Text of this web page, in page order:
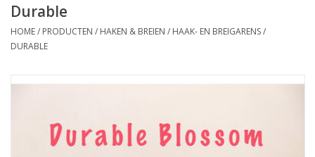
Nieuws
Herfst & Halloween
Laatste Kans
Durable
HOME/ PRODUCTEN / HAKEN & BREIEN / HAAK- EN BREIGARENS/
DURABLE